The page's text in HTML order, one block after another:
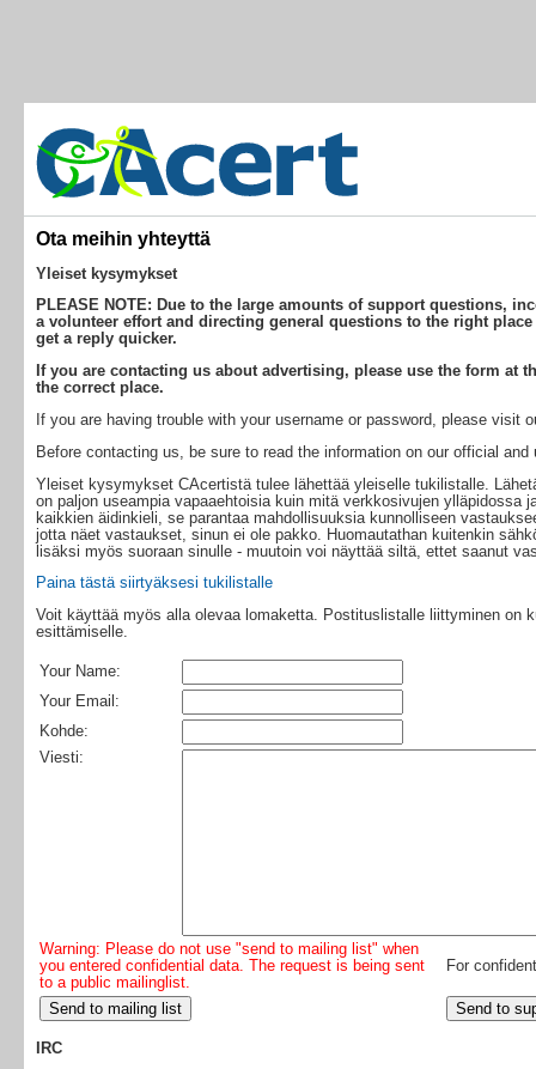
Ota meihin yhteyttä
Yleiset kysymykset
PLEASE NOTE: Due to the large amounts of support questions,
a volunteer effort and directing general questions to the right
get a reply quicker.
If you are contacting us about advertising, please use the form at
the correct place.
If you are having trouble with your username or password, please visit
Before contacting us, be sure to read the information on our official
Yleiset kysymykset CAcertistä tulee lähettää yleiselle tukilistalle.
on paljon useampia vapaaehtoisia kuin mitä verkkosivujen ylläpidossa
kaikkien äidinkieli, se parantaa mahdollisuuksia kunnolliseen
jotta näet vastaukset, sinun ei ole pakko. Huomautathan kuitenkin
lisäksi myös suoraan sinulle - muutoin voi näyttää siltä, ettet saanut
Paina tästä siirtyäksesi tukilistalle
Voit käyttää myös alla olevaa lomaketta. Postituslistalle liittyminen on
esittämiselle.
Your Name:
Your Email:
Kohde:
Viesti:
Warning: Please do not use "send to mailing list" when
you entered confidential data. The request is being sent
to a public mailinglist.
For
IRC